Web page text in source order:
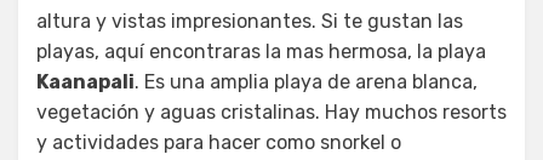
altura y vistas impresionantes. Si te gustan las
playas, aquí encontraras la mas hermosa, la playa
Kaanapali. Es una amplia playa de arena blanca,
vegetación y aguas cristalinas. Hay muchos resorts
y actividades para hacer como snorkel o